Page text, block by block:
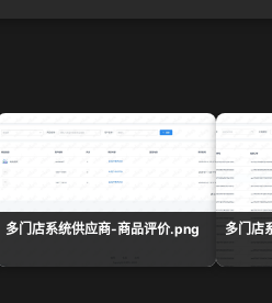
多门店系统供应商-商品评价.png 多门店